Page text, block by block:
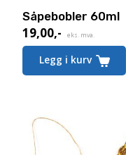
Såpebobler 60ml
19,00,- eks. mva.
Legg i kurv